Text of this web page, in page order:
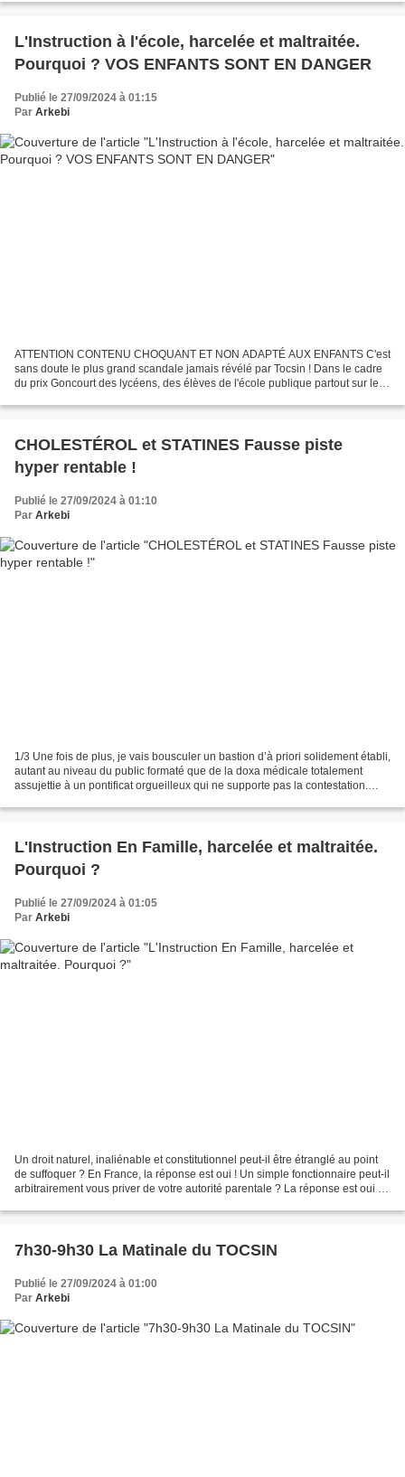
L'Instruction à l'école, harcelée et maltraitée.
Pourquoi ? VOS ENFANTS SONT EN DANGER
Publié le 27/09/2024 à 01:15
Par Arkebi
ATTENTION CONTENU CHOQUANT ET NON ADAPTÉ AUX ENFANTS C'est
sans doute le plus grand scandale jamais révélé par Tocsin ! Dans le cadre
du prix Goncourt des lycéens, des élèves de l'école publique partout sur le
CHOLESTÉROL et STATINES Fausse piste
hyper rentable !
Publié le 27/09/2024 à 01:10
Par Arkebi
1/3 Une fois de plus, je vais bousculer un bastion d’à priori solidement établi,
autant au niveau du public formaté que de la doxa médicale totalement
assujettie à un pontificat orgueilleux qui ne supporte pas la contestation.
L'Instruction En Famille, harcelée et maltraitée.
Pourquoi ?
Publié le 27/09/2024 à 01:05
Par Arkebi
Un droit naturel, inaliénable et constitutionnel peut-il être étranglé au point
de suffoquer ? En France, la réponse est oui ! Un simple fonctionnaire peut-il
arbitrairement vous priver de votre autorité parentale ? La réponse est oui !
7h30-9h30 La Matinale du TOCSIN
Publié le 27/09/2024 à 01:00
Par Arkebi